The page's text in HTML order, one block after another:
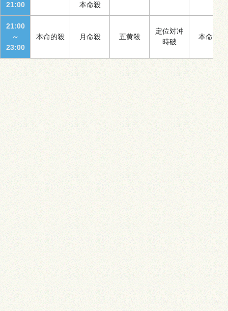
21:00
本命殺
21:00
～
23:00
本命的殺 月命殺 五黄殺
定位対冲
時破
本命殺